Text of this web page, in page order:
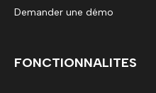
Demander une démo
FONCTIONNALITES